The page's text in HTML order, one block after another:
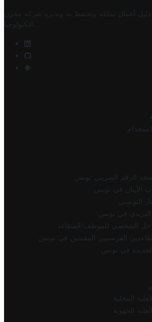
أعمال تملكه وتحتفظ به وتديره
شركة مخزن
التكنولوجيا
الرقم الضريبي تونس
الآيبان في تونس
التونسي
في تونس
الشخصي للموظف/المتقاعد
الفرنسيين المقيمين في تونس
في تونس
المحلية
الجهوية